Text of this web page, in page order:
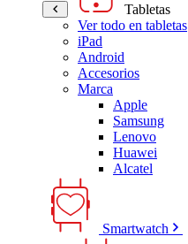
Tabletas
Ver todo en tabletas
iPad
Android
Accesorios
Marca
Apple
Samsung
Lenovo
Huawei
Alcatel
Smartwatch